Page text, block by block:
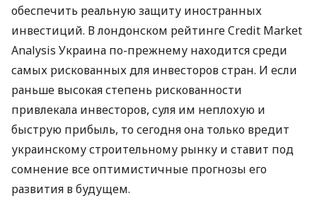
обеспечить реальную защиту иностранных
инвестиций. В лондонском рейтинге Credit Market
Analysis Украина по-прежнему находится среди
самых рискованных для инвесторов стран. И если
раньше высокая степень рискованности
привлекала инвесторов, суля им неплохую и
быструю прибыль, то сегодня она только вредит
украинскому строительному рынку и ставит под
сомнение все оптимистичные прогнозы его
развития в будущем.